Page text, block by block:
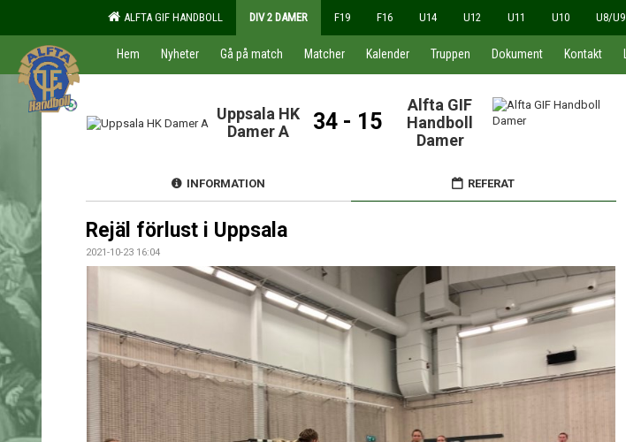
ALFTA GIF HANDBOLL DIV 2 DAMER F19 F16 U14 U12 U11 U10 U8/U9
Hem Nyheter Gå på match Matcher Kalender Truppen Dokument Kontakt
Uppsala HK
Damer A
34 - 15
Alfta GIF
Handboll
Damer
INFORMATION REFERAT
Rejäl förlust i Uppsala
2021-10-23 16:04